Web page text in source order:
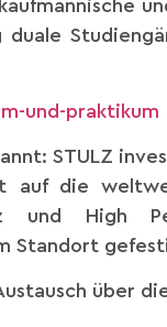
und-praktikum
STULZ
auf die
und High
Standort
über